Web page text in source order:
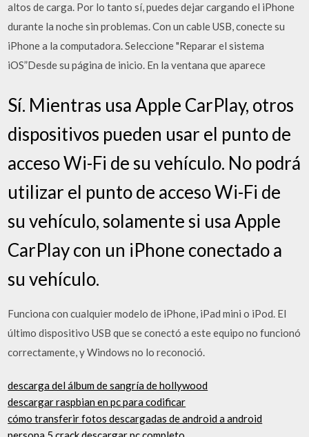
altos de carga. Por lo tanto sí, puedes dejar cargando el iPhone
durante la noche sin problemas. Con un cable USB, conecte su
iPhone a la computadora. Seleccione "Reparar el sistema
iOS”Desde su página de inicio. En la ventana que aparece
Sí. Mientras usa Apple CarPlay, otros
dispositivos pueden usar el punto de
acceso Wi-Fi de su vehículo. No podrá
utilizar el punto de acceso Wi-Fi de
su vehículo, solamente si usa Apple
CarPlay con un iPhone conectado a
su vehículo.
Funciona con cualquier modelo de iPhone, iPad mini o iPod. El
último dispositivo USB que se conectó a este equipo no funcionó
correctamente, y Windows no lo reconoció.
descarga del álbum de sangría de hollywood
descargar raspbian en pc para codificar
cómo transferir fotos descargadas de android a android